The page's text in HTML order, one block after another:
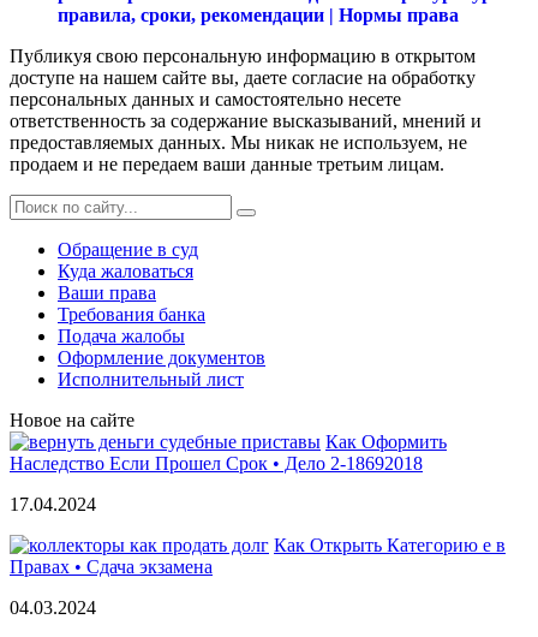
правила, сроки, рекомендации | Нормы права
Публикуя свою персональную информацию в открытом
доступе на нашем сайте вы, даете согласие на обработку
персональных данных и самостоятельно несете
ответственность за содержание высказываний, мнений и
предоставляемых данных. Мы никак не используем, не
продаем и не передаем ваши данные третьим лицам.
Обращение в суд
Куда жаловаться
Ваши права
Требования банка
Подача жалобы
Оформление документов
Исполнительный лист
Новое на сайте
Как Оформить
Наследство Если Прошел Срок • Дело 2-18692018
17.04.2024
Как Открыть Категорию е в
Правах • Сдача экзамена
04.03.2024